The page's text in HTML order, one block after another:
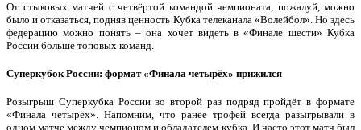
От стыковых матчей с четвёртой командой чемпионата, пожалуй, можно
было и отказаться, подняв ценность Кубка телеканала «Волейбол». Но здесь
федерацию можно понять – она хочет видеть в «Финале шести» Кубка
России больше топовых команд.
Суперкубок России: формат «Финала четырёх» прижился
Розыгрыш Суперкубка России во второй раз подряд пройдёт в формате
«Финала четырёх». Напомним, что ранее трофей всегда разыгрывали в
одном матче между чемпионом и обладателем кубка. И часто этот матч был